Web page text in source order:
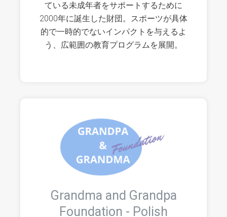
ている未成年者をサポートするために
2000年に誕生した財団。スポーツが具体
的で一時的でないインパクトを与えるよ
う、広範囲の教育プログラムを展開。
Grandma and Grandpa
Foundation - Polish